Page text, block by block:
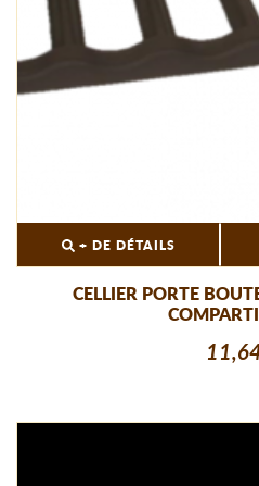
+ DE DÉTAILS
CELLIER PORTE